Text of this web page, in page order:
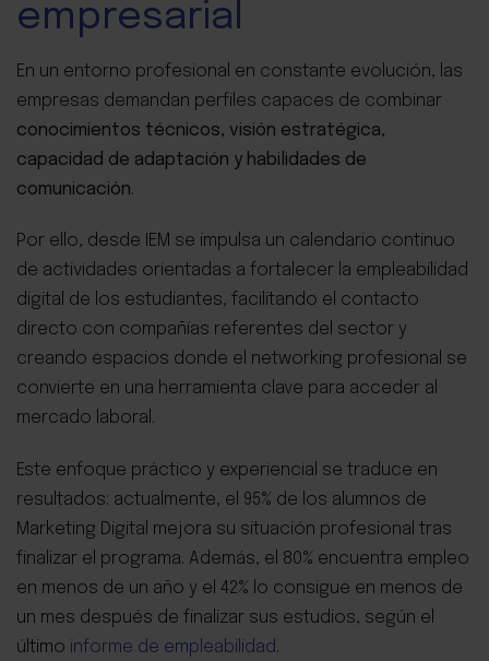
empresarial
En un entorno profesional en constante evolución, las
empresas demandan perfiles capaces de combinar
conocimientos técnicos, visión estratégica,
capacidad de adaptación y habilidades de
comunicación.
Por ello, desde IEM se impulsa un calendario continuo
de actividades orientadas a fortalecer la empleabilidad
digital de los estudiantes, facilitando el contacto
directo con compañías referentes del sector y
creando espacios donde el networking profesional se
convierte en una herramienta clave para acceder al
mercado laboral.
Este enfoque práctico y experiencial se traduce en
resultados: actualmente, el 95% de los alumnos de
Marketing Digital mejora su situación profesional tras
finalizar el programa. Además, el 80% encuentra empleo
en menos de un año y el 42% lo consigue en menos de
un mes después de finalizar sus estudios, según el
último informe de empleabilidad.